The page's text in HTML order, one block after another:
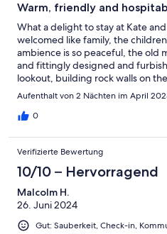
Warm, friendly and
What a delight to stay at Kate
welcomed like family, the
ambience is so peaceful, the old
and fittingly designed and
lookout, building rock walls on
of the farm life shenanigans.
Sam and your lovely boys 🙏
Aufenthalt von 2 Nächten im April
0
Verifizierte Bewertung
10/10 – Hervorragend
Malcolm H.
26. Juni 2024
Gut: Sauberkeit, Check-in,